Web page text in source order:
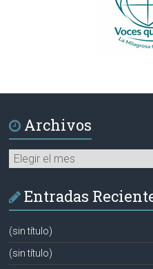
Archivos
Archivos
Entradas
(sin título)
(sin título)